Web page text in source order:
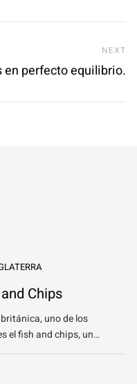
NEXT
en perfecto equilibrio.
Chips
uno de los
el fish and chips, un…